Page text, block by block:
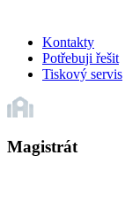
Kontakty
Potřebuji řešit
Tiskový servis
Magistrát